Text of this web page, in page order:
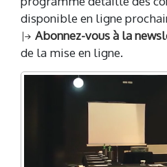
disponible en ligne
Abonnez-vous à la
de la mise en ligne.